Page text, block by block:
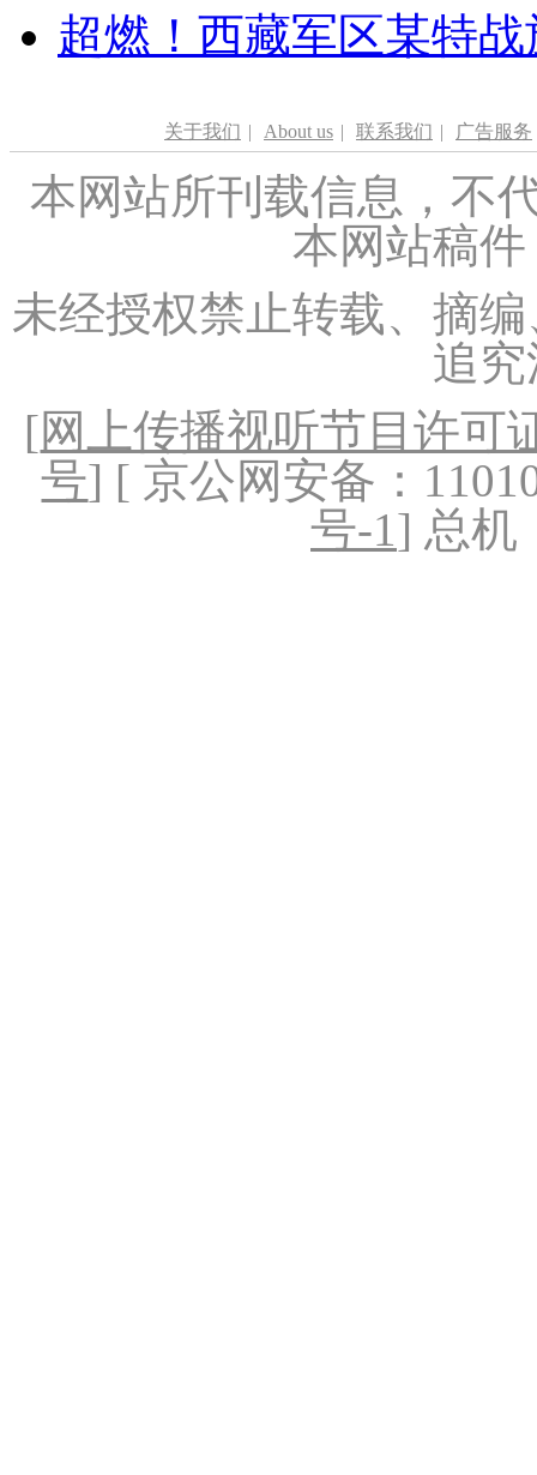
超燃！西藏军区某特
关于我们 | About us | 联系我们 | 广告服务
本网站所刊载信息，不
本网站稿
未经授权禁止转载、摘
追
[网上传播视听节目许可
号] [ 京公网安备：
号-1] 总机